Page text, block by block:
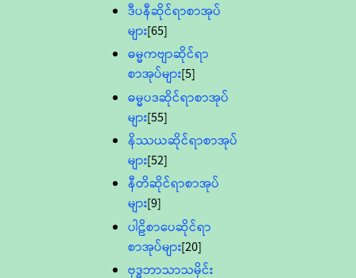
ဒီပနီဆိုင်ရာစာအုပ်
များ[65]
ဓမ္မကဗျာဆိုင်ရာ
စာအုပ်များ[5]
ဓမ္မပဒဆိုင်ရာစာအုပ်
များ[55]
နိဿယဆိုင်ရာစာအုပ်
များ[52]
နီတိဆိုင်ရာစာအုပ်
များ[9]
ပါဠိစာပေဆိုင်ရာ
စာအုပ်များ[20]
ဗုဒ္ဓဘာသာသမိုင်း